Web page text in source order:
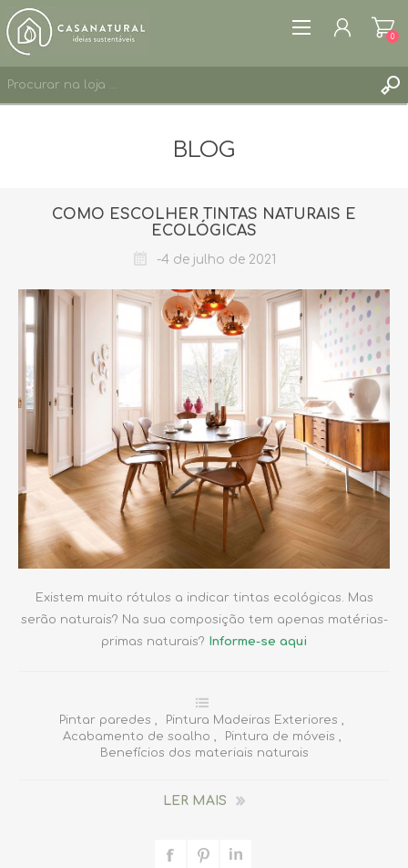
0
BLOG
COMO ESCOLHER TINTAS NATURAIS E
ECOLÓGICAS
-4 de julho de 2021
Existem muito rótulos a indicar tintas ecológicas. Mas
serão naturais? Na sua composição tem apenas matérias-
primas naturais? Informe-se aqui
Pintar paredes , Pintura Madeiras Exteriores ,
Acabamento de soalho , Pintura de móveis ,
Benefícios dos materiais naturais
LER MAIS